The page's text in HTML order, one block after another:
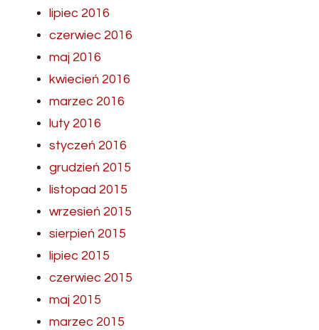
lipiec 2016
czerwiec 2016
maj 2016
kwiecień 2016
marzec 2016
luty 2016
styczeń 2016
grudzień 2015
listopad 2015
wrzesień 2015
sierpień 2015
lipiec 2015
czerwiec 2015
maj 2015
marzec 2015